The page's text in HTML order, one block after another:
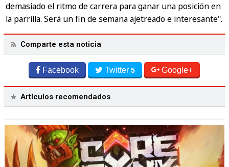
demasiado el ritmo de carrera para ganar una posición en
la parrilla. Será un fin de semana ajetreado e interesante".
Comparte esta noticia
Facebook Twitter5 Google+
Artículos recomendados